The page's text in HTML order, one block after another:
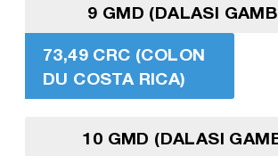
9 GMD (DALASI
73,49 CRC (COLON
DU COSTA RICA)
10 GMD (DALASI